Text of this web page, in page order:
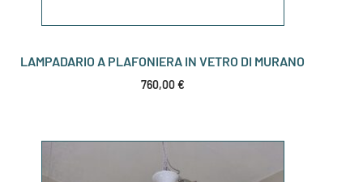
LAMPADARIO A PLAFONIERA IN VETRO DI MURANO
760,00€